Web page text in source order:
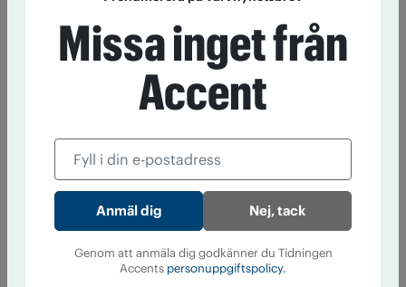
Missa inget från
Accent
Nej, tack
Genom att anmäla dig godkänner du Tidningen
Accents personuppgiftspolicy.